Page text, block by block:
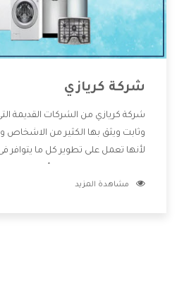
شركة كريازي
شركة كريازي من الشركات القديمة
وثابت ويثق بها الكثير من الاشخاص
لأنها تعمل على تطوير كل ما يتوافر
وتقدم للعملاء أقوى العروض
مشاهدة المزيد